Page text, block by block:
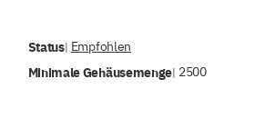
Status| Empfohlen
Minimale Gehäusemenge| 2500